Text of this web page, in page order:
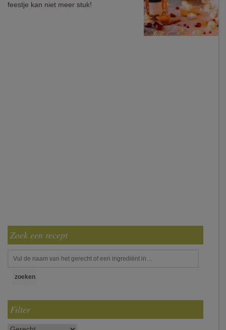
feestje kan niet meer stuk!
Zoek een recept
Filter